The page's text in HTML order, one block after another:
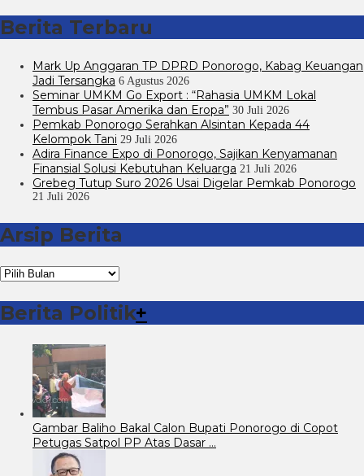
Berita Terbaru
Mark Up Anggaran TP DPRD Ponorogo, Kabag Keuangan
Jadi Tersangka 6 Agustus 2026
Seminar UMKM Go Export : “Rahasia UMKM Lokal
Tembus Pasar Amerika dan Eropa” 30 Juli 2026
Pemkab Ponorogo Serahkan Alsintan Kepada 44
Kelompok Tani 29 Juli 2026
Adira Finance Expo di Ponorogo, Sajikan Kenyamanan
Finansial Solusi Kebutuhan Keluarga 21 Juli 2026
Grebeg Tutup Suro 2026 Usai Digelar Pemkab Ponorogo
21 Juli 2026
Arsip Berita
Arsip
Berita
Berita Politik+
Gambar Baliho Bakal Calon Bupati Ponorogo di Copot
Petugas Satpol PP Atas Dasar …